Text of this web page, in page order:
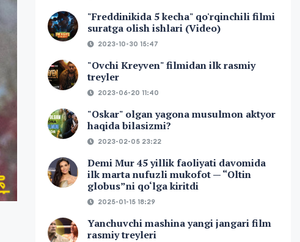
"Freddinikida 5 kecha" qo'rqinchili filmi
suratga olish ishlari (Video)
2023-10-30 15:47
"Ovchi Kreyven" filmidan ilk rasmiy
treyler
2023-06-20 11:40
"Oskar" olgan yagona musulmon aktyor
haqida bilasizmi?
2023-02-05 23:22
Demi Mur 45 yillik faoliyati davomida
ilk marta nufuzli mukofot — “Oltin
globus”ni qo‘lga kiritdi
2025-01-15 18:29
Yanchuvchi mashina yangi jangari film
rasmiy treyleri